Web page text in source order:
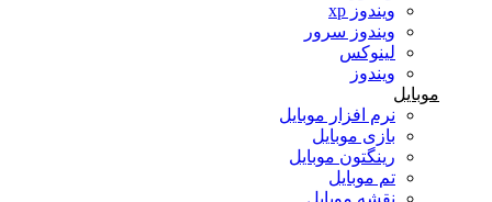
ویندوز xp
ویندوز سرور
لینوکس
ویندوز
نرم افزار موبایل
بازی موبایل
رینگتون موبایل
تم موبایل
نقشه موبایل